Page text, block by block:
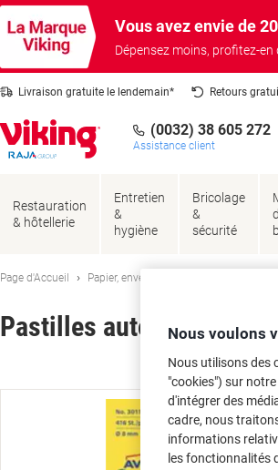
Vous avez envie de
Dépensez moins, profitez-
Livraison gratuite le lendemain* Retours
(0032) 38 605 272
Assistance client
Restauration
& hôtellerie
Entretien
&
hygiène
Bricolage
&
sécurité
Page d'Accueil Papier, enveloppes & emballage
Pastilles autocollantes
Marque :
Nous voulons
Nous utilisons des
"cookies") sur
d'intégrer des
cadre, nous
informations
les fonctionnalités